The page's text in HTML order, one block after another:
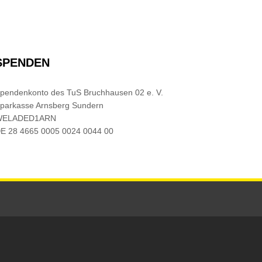
des TuS Bruchhausen 02 e. V.
Arnsberg Sundern
28 4665 0005 0024 0044 00